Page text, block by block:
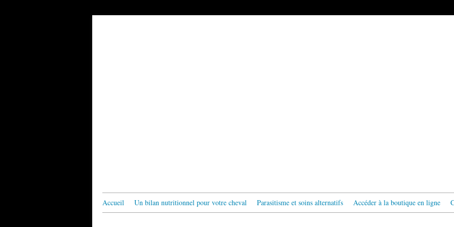
Accueil Un bilan nutritionnel pour votre cheval Parasitisme et soins alternatifs Accéder à la boutique en ligne